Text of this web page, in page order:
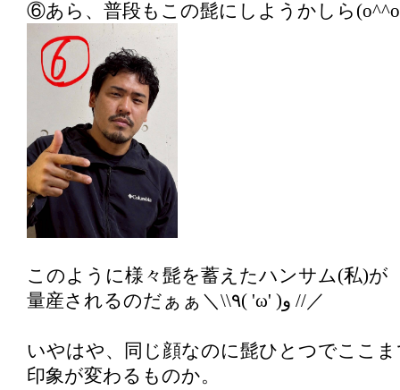
⑥あら、普段もこの髭にしようかしら
このように様々髭を蓄えたハンサム(私)が
量産されるのだぁぁ＼\\٩( 'ω' )و //／
いやはや、同じ顔なのに髭ひとつでここ
印象が変わるものか。